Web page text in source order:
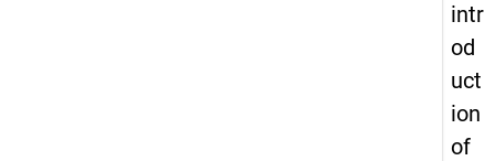
intr
od
uct
ion
of